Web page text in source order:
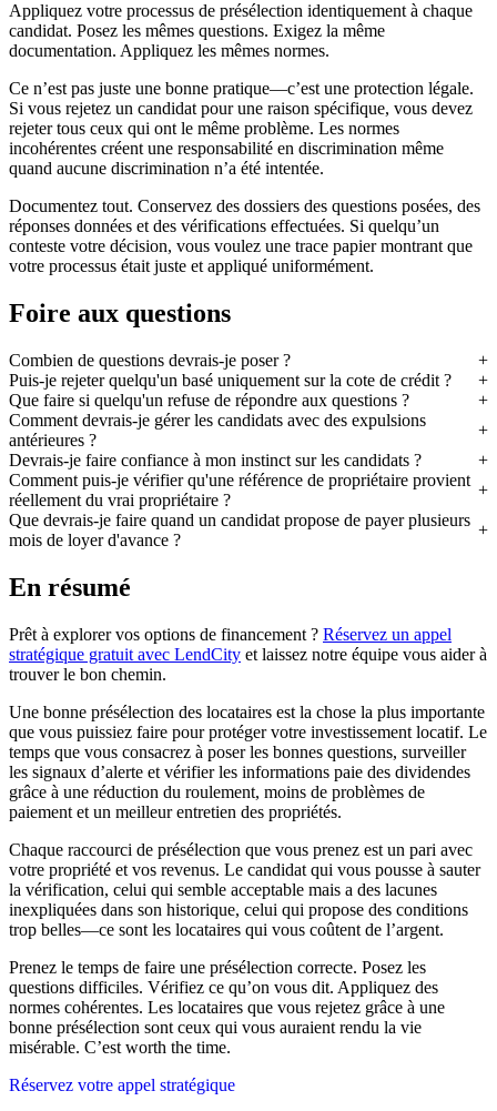
Appliquez votre processus de présélection identiquement à chaque
candidat. Posez les mêmes questions. Exigez la même
documentation. Appliquez les mêmes normes.
Ce n’est pas juste une bonne pratique—c’est une protection légale.
Si vous rejetez un candidat pour une raison spécifique, vous devez
rejeter tous ceux qui ont le même problème. Les normes
incohérentes créent une responsabilité en discrimination même
quand aucune discrimination n’a été intentée.
Documentez tout. Conservez des dossiers des questions posées, des
réponses données et des vérifications effectuées. Si quelqu’un
conteste votre décision, vous voulez une trace papier montrant que
votre processus était juste et appliqué uniformément.
Foire aux questions
Combien de questions devrais-je poser ?
Puis-je rejeter quelqu'un basé uniquement sur la cote de crédit ?
Que faire si quelqu'un refuse de répondre aux questions ?
Comment devrais-je gérer les candidats avec des expulsions
antérieures ?
Devrais-je faire confiance à mon instinct sur les candidats ?
Comment puis-je vérifier qu'une référence de propriétaire provient
réellement du vrai propriétaire ?
Que devrais-je faire quand un candidat propose de payer plusieurs
mois de loyer d'avance ?
En résumé
Prêt à explorer vos options de financement ? Réservez un appel
stratégique gratuit avec LendCity et laissez notre équipe vous aider à
trouver le bon chemin.
Une bonne présélection des locataires est la chose la plus importante
que vous puissiez faire pour protéger votre investissement locatif. Le
temps que vous consacrez à poser les bonnes questions, surveiller
les signaux d’alerte et vérifier les informations paie des dividendes
grâce à une réduction du roulement, moins de problèmes de
paiement et un meilleur entretien des propriétés.
Chaque raccourci de présélection que vous prenez est un pari avec
votre propriété et vos revenus. Le candidat qui vous pousse à sauter
la vérification, celui qui semble acceptable mais a des lacunes
inexpliquées dans son historique, celui qui propose des conditions
trop belles—ce sont les locataires qui vous coûtent de l’argent.
Prenez le temps de faire une présélection correcte. Posez les
questions difficiles. Vérifiez ce qu’on vous dit. Appliquez des
normes cohérentes. Les locataires que vous rejetez grâce à une
bonne présélection sont ceux qui vous auraient rendu la vie
misérable. C’est worth the time.
Réservez votre appel stratégique